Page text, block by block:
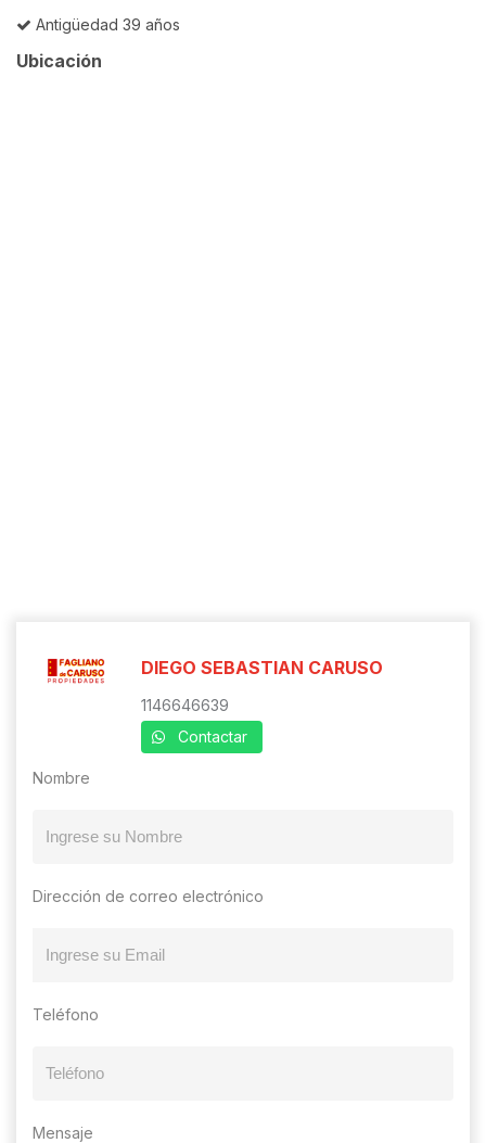
Antigüedad 39 años
Ubicación
DIEGO SEBASTIAN CARUSO
1146646639
Contactar
Nombre
Dirección de correo electrónico
Teléfono
Mensaje